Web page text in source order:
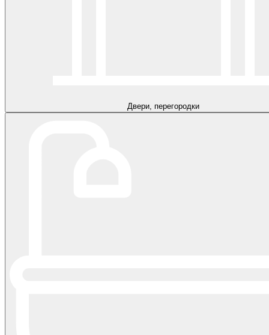
Двери, перегородки